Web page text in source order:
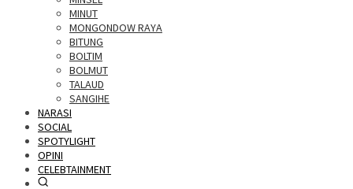
MINUT
MONGONDOW RAYA
BITUNG
BOLTIM
BOLMUT
TALAUD
SANGIHE
NARASI
SOCIAL
SPOTYLIGHT
OPINI
CELEBTAINMENT